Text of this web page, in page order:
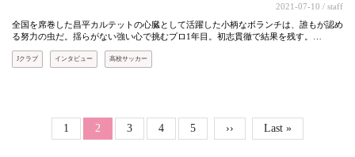
2021-07-10 / staff
全国を席巻した昌平カルテットの心臓として活躍した小柄なボランチは、誰もが認め
る努力の虫だ。揺らがない強い心で挑むプロ1年目。初志貫徹で結果を残す。…
Jクラブ インタビュー 高校サッカー
ページ送り
Page
1 カレントページ
2 Page
3 Page
4 Page
5 次ページ
›› 最終ページ
Last »